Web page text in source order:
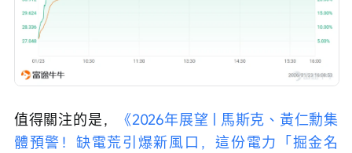
值得關注的是，
《2026年展望 | 馬斯克、黃仁勳集
體預警！缺電荒引爆新風口，這份電力「掘金名